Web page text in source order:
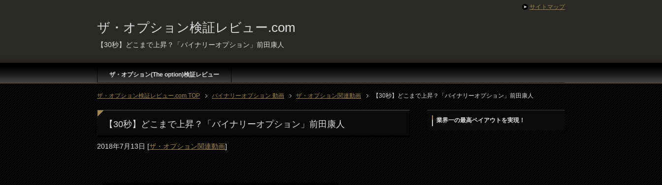
ザ・オプション検証レビュー.com
【30秒】どこまで上昇？「バイナリーオプション」前田康人
ザ・オプション(The option)検証レビュー
ザ・オプション検証レビュー.com TOP バイナリーオプション 動画 ザ・オプション関連動画 【30秒】どこまで上昇？「バイナリーオプション」前田康人
【30秒】どこまで上昇？「バイナリーオプション」前田康人
2018年7月13日[ザ・オプション関連動画]
業界一の最高ペイアウトを実現！
サイトマップ